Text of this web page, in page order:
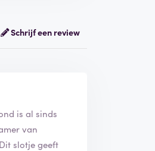
Schrijf een review
is al sinds
van
slotje geeft